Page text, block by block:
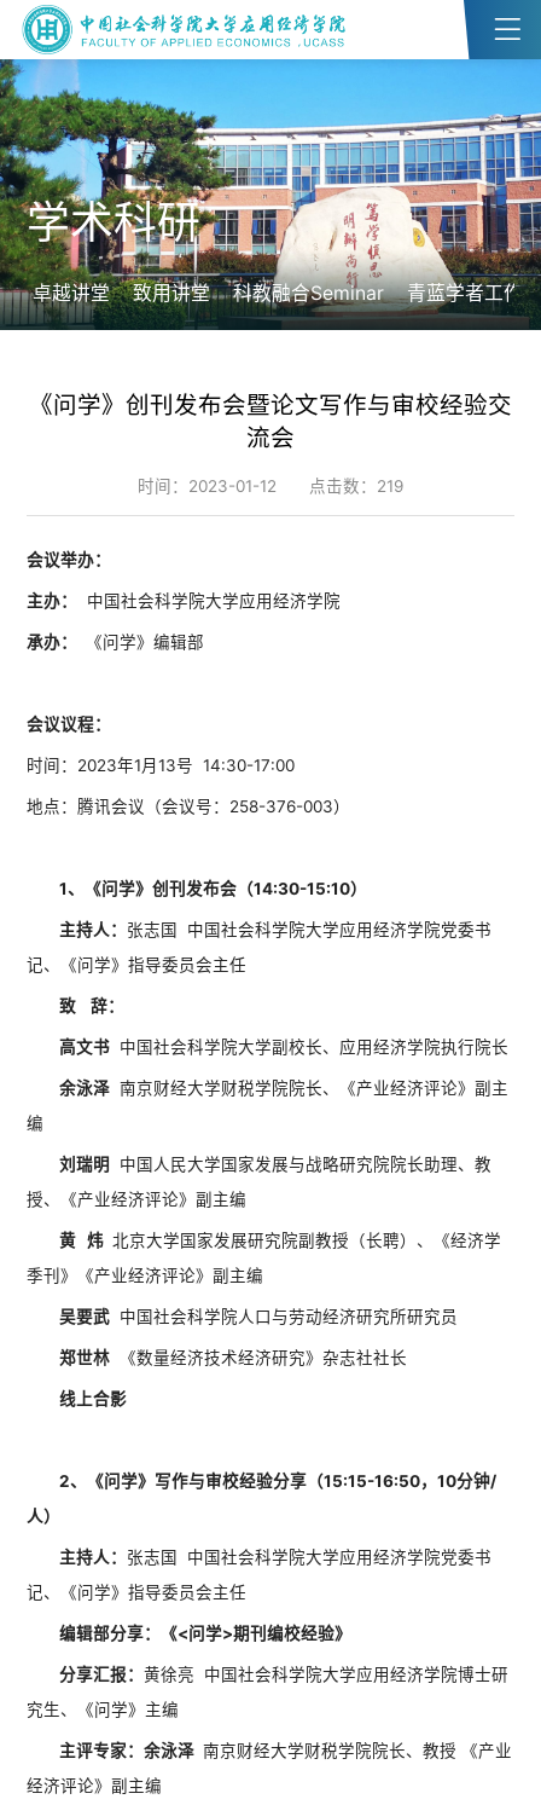
学术科研
卓越讲堂 致用讲堂 科教融合Seminar 青蓝学者工作
《问学》创刊发布会暨论文写作与审校经验交
流会
时间：2023-01-12 点击数： 219
会议举办：
主办： 中国社会科学院大学应用经济学院
承办： 《问学》编辑部
会议议程：
时间：2023年1月13号 14:30-17:00
地点：腾讯会议（会议号：258-376-003）
1、《问学》创刊发布会（14:30-15:10）
主持人： 张志国 中国社会科学院大学应用经济学院党委书
记、《问学》指导委员会主任
致 辞：
高文书 中国社会科学院大学副校长、应用经济学院执行院长
余泳泽 南京财经大学财税学院院长、《产业经济评论》副主
编
刘瑞明
中国人民大学国家发展与战略研究院院长助理、教
授、《产业经济评论》副主编
黄 炜 北京大学国家发展研究院副教授（长聘）、《经济学
季刊》《产业经济评论》副主编
吴要武 中国社会科学院人口与劳动经济研究所研究员
郑世林 《数量经济技术经济研究》杂志社社长
线上合影
2、《问学》写作与审校经验分享（15:15-16:50，10分钟/
人）
主持人： 张志国 中国社会科学院大学应用经济学院党委书
记、《问学》指导委员会主任
编辑部分享：《<问学>期刊编校经验》
分享汇报：黄徐亮 中国社会科学院大学应用经济学院博士研
究生、《问学》主编
主评专家：余泳泽 南京财经大学财税学院院长、教授 《产业
经济评论》副主编